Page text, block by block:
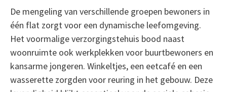
De mengeling van verschillende groepen bewoners in
één flat zorgt voor een dynamische leefomgeving.
Het voormalige verzorgingstehuis bood naast
woonruimte ook werkplekken voor buurtbewoners en
kansarme jongeren. Winkeltjes, een eetcafé en een
wasserette zorgden voor reuring in het gebouw. Deze